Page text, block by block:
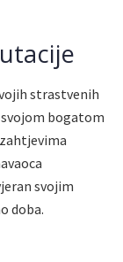
strastvenih
bogatom
svojim
doba.